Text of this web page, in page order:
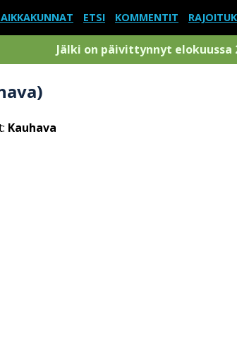
ETSI KOMMENTIT
Jälki on päivittynnyt elokuussa
Kauhava